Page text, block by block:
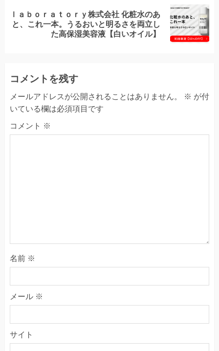
Next
ｌａｂｏｒａｔｏｒｙ株式会社 化粧水のあ
と、これ一本。うるおいと明るさを両立し
た高保湿美容液【白いオイル】
コメントを残す
メールアドレスが公開されることはありません。 ※ が付
いている欄は必須項目です
コメント ※
名前 ※
メール ※
サイト